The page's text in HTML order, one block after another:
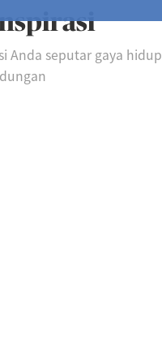
Anda seputar gaya hidup